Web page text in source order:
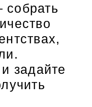
задайте